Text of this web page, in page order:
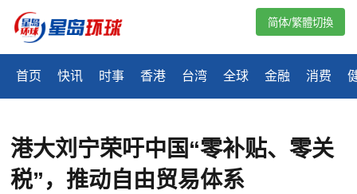
首页 快讯 时事 香港 台湾 全球 金融 消费
简体/繁體切換
港大刘宁荣吁中国“零补贴、零关
税”，推动自由贸易体系